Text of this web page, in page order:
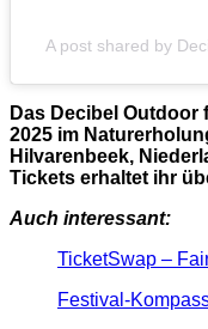
A post shared by
Das Decibel Outdoor
2025 im
Hilvarenbeek,
Tickets erhaltet ihr
Auch interessant:
TicketSwap –
Festival-